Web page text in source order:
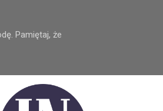
Pamiętaj, że